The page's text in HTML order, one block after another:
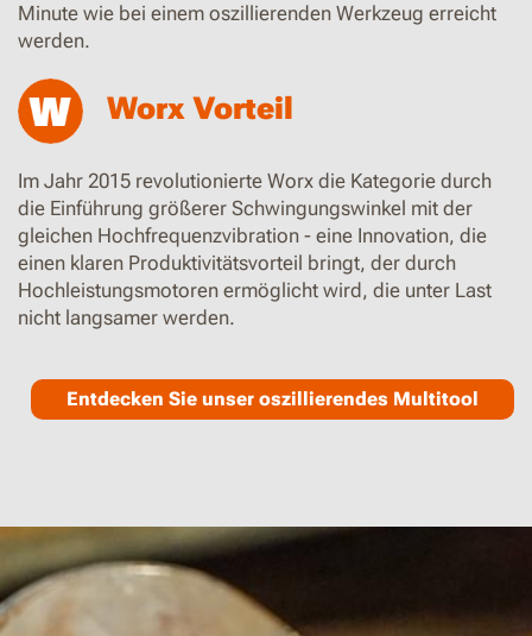
Minute wie bei einem oszillierenden Werkzeug erreicht
werden.
Worx Vorteil
Im Jahr 2015 revolutionierte Worx die Kategorie durch
die Einführung größerer Schwingungswinkel mit der
gleichen Hochfrequenzvibration - eine Innovation, die
einen klaren Produktivitätsvorteil bringt, der durch
Hochleistungsmotoren ermöglicht wird, die unter Last
nicht langsamer werden.
Entdecken Sie unser oszillierendes Multitool